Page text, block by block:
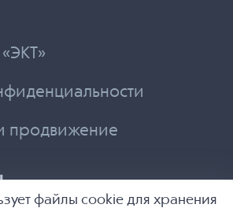
продвижение
файлы cookie для хранения